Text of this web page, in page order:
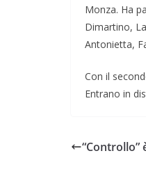
Monza. Ha
Dimartino,
Antonietta,
Con il
Entrano in
“Controllo”